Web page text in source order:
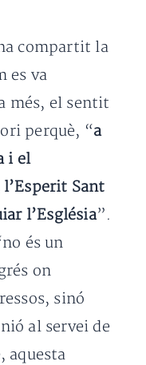
compartit la
es va
més, el sentit
perquè, “a
i el
Sant
l’Església”.
és un
on
sinó
al servei de
aquesta